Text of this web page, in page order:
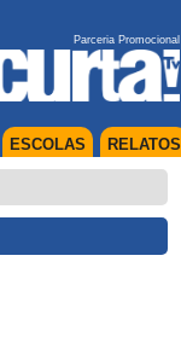
Parceria Promocional
RELATOS
ESCOLAS